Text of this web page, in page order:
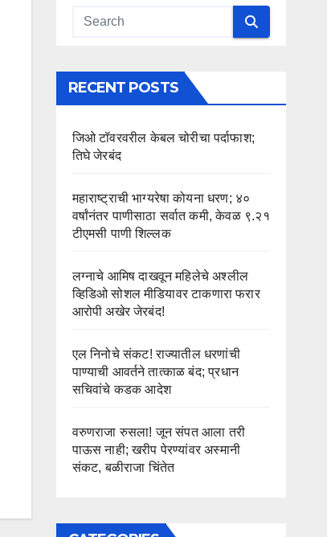
RECENT POSTS
जिओ टॉवरवरील केबल चोरीचा पर्दाफाश;
तिघे जेरबंद
महाराष्ट्राची भाग्यरेषा कोयना धरण; ४०
वर्षांनंतर पाणीसाठा सर्वात कमी, केवळ ९.२१
टीएमसी पाणी शिल्लक
लग्नाचे आमिष दाखवून महिलेचे अश्लील
व्हिडिओ सोशल मीडियावर टाकणारा फरार
आरोपी अखेर जेरबंद!
एल निनोचे संकट! राज्यातील धरणांची
पाण्याची आवर्तने तात्काळ बंद; प्रधान
सचिवांचे कडक आदेश
वरुणराजा रुसला! जून संपत आला तरी
पाऊस नाही; खरीप पेरण्यांवर अस्मानी
संकट, बळीराजा चिंतेत